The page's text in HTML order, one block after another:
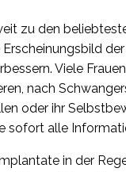
zu den
Viele
nach
oder ihr
sofort alle
in der